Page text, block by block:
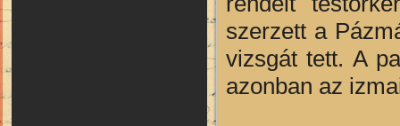
szerzett a
vizsgát tett. A
azonban az